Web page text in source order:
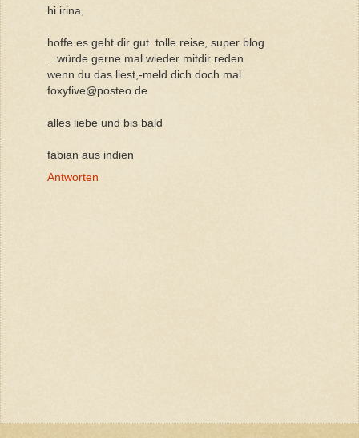
hi irina,
hoffe es geht dir gut. tolle reise, super blog
...würde gerne mal wieder mitdir reden
wenn du das liest,-meld dich doch mal
foxyfive@posteo.de
alles liebe und bis bald
fabian aus indien
Antworten